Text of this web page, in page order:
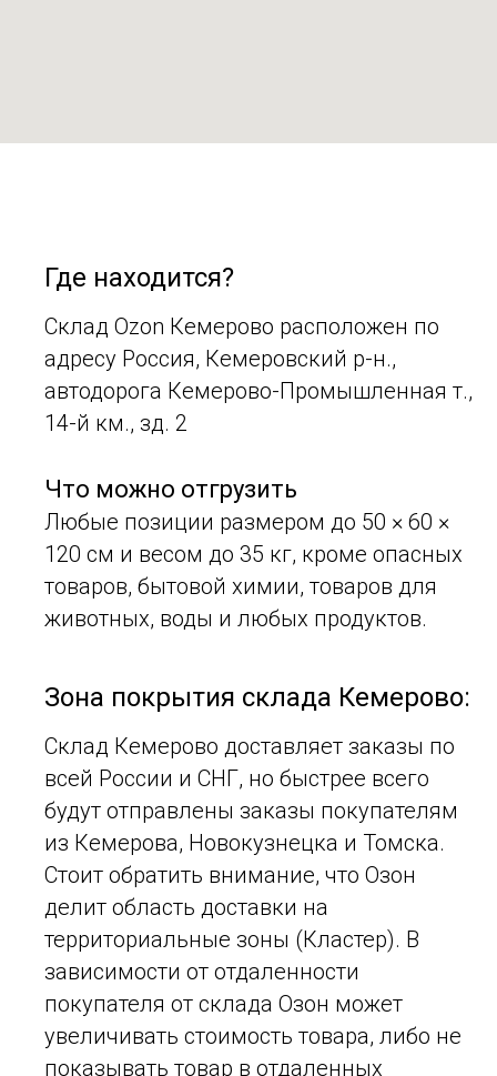
Где находится?
Склад Ozon Кемерово расположен по
адресу Россия, Кемеровский р-н.,
автодорога Кемерово-Промышленная т.,
14-й км., зд. 2
Что можно отгрузить
Любые позиции размером до 50 × 60 ×
120 см и весом до 35 кг, кроме опасных
товаров, бытовой химии, товаров для
животных, воды и любых продуктов.
Зона покрытия склада Кемерово:
Склад Кемерово доставляет заказы по
всей России и СНГ, но быстрее всего
будут отправлены заказы покупателям
из Кемерова, Новокузнецка и Томска.
Стоит обратить внимание, что Озон
делит область доставки на
территориальные зоны (Кластер). В
зависимости от отдаленности
покупателя от склада Озон может
увеличивать стоимость товара, либо не
показывать товар в отдаленных